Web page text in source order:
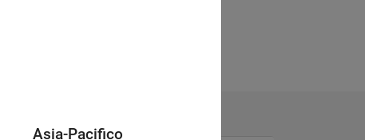
Asia-Pacifico